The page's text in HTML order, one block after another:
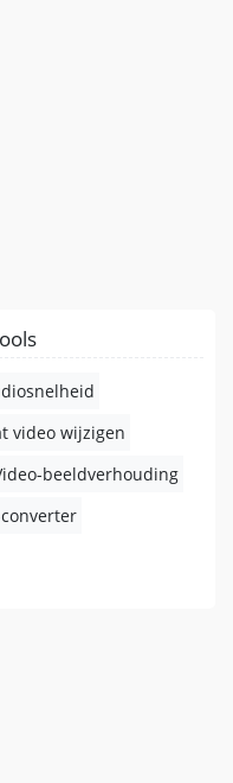
video wijzigen
beeldverhouding
converter